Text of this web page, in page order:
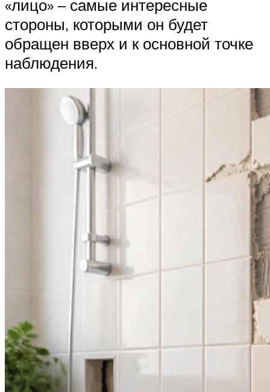
«лицо» – самые интересные
стороны, которыми он будет
обращен вверх и к основной точке
наблюдения.